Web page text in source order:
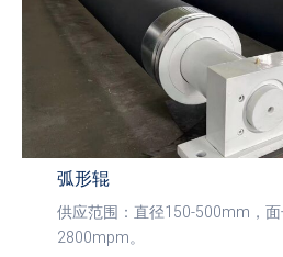
弧形辊
供应范围：直径150-500mm，
2800mpm。